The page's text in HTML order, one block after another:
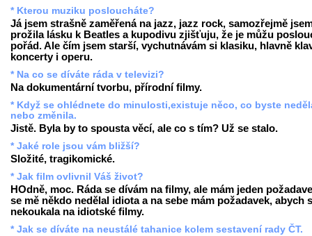
* Kterou muziku posloucháte?
Já jsem strašně zaměřená na jazz, jazz rock, samozřejmě
prožila lásku k Beatles a kupodivu zjišťuju, že je můžu
pořád. Ale čím jsem starší, vychutnávám si klasiku, hlavně
koncerty i operu.
* Na co se díváte ráda v televizi?
Na dokumentární tvorbu, přírodní filmy.
* Když se ohlédnete do minulosti,existuje něco, co byste
nebo změnila.
Jistě. Byla by to spousta věcí, ale co s tím? Už se stalo.
* Jaké role jsou vám bližší?
Složité, tragikomické.
* Jak film ovlivnil Váš život?
HOdně, moc. Ráda se dívám na filmy, ale mám jeden
se mě někdo nedělal idiota a na sebe mám požadavek, abych
nekoukala na idiotské filmy.
* Jak se díváte na neustálé tahanice kolem sestavení rady ČT.